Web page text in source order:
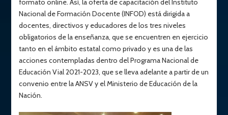
formato online. Así, la oferta de capacitación del Instituto
Nacional de Formación Docente (INFOD) está dirigida a
docentes, directivos y educadores de los tres niveles
obligatorios de la enseñanza, que se encuentren en ejercicio
tanto en el ámbito estatal como privado y es una de las
acciones contempladas dentro del Programa Nacional de
Educación Vial 2021-2023, que se lleva adelante a partir de un
convenio entre la ANSV y el Ministerio de Educación de la
Nación.